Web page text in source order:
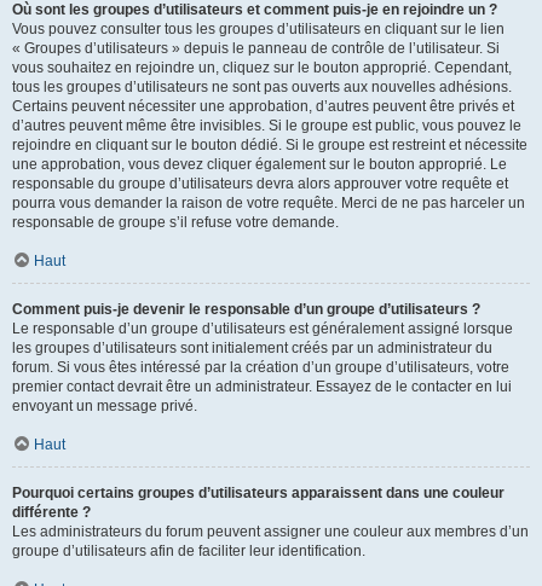
Où sont les groupes d’utilisateurs et comment puis-je en rejoindre un ?
Vous pouvez consulter tous les groupes d’utilisateurs en cliquant sur le lien
« Groupes d’utilisateurs » depuis le panneau de contrôle de l’utilisateur. Si
vous souhaitez en rejoindre un, cliquez sur le bouton approprié. Cependant,
tous les groupes d’utilisateurs ne sont pas ouverts aux nouvelles adhésions.
Certains peuvent nécessiter une approbation, d’autres peuvent être privés et
d’autres peuvent même être invisibles. Si le groupe est public, vous pouvez le
rejoindre en cliquant sur le bouton dédié. Si le groupe est restreint et nécessite
une approbation, vous devez cliquer également sur le bouton approprié. Le
responsable du groupe d’utilisateurs devra alors approuver votre requête et
pourra vous demander la raison de votre requête. Merci de ne pas harceler un
responsable de groupe s’il refuse votre demande.
Haut
Comment puis-je devenir le responsable d’un groupe d’utilisateurs ?
Le responsable d’un groupe d’utilisateurs est généralement assigné lorsque
les groupes d’utilisateurs sont initialement créés par un administrateur du
forum. Si vous êtes intéressé par la création d’un groupe d’utilisateurs, votre
premier contact devrait être un administrateur. Essayez de le contacter en lui
envoyant un message privé.
Haut
Pourquoi certains groupes d’utilisateurs apparaissent dans une couleur
différente ?
Les administrateurs du forum peuvent assigner une couleur aux membres d’un
groupe d’utilisateurs afin de faciliter leur identification.